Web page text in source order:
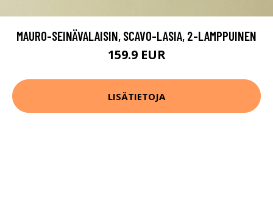
MAURO-SEINÄVALAISIN, SCAVO-LASIA, 2-LAMPPUINEN
159.9 EUR
LISÄTIETOJA